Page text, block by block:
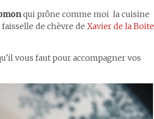
qui prône comme moi la cuisine
faisselle de chèvre de Xavier de la Boite
vous faut pour accompagner vos